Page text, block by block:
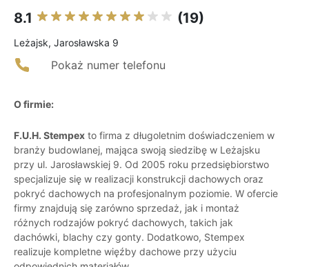
8.1 (19)
Leżajsk, Jarosławska 9
Pokaż numer telefonu
O firmie:
F.U.H. Stempex to firma z długoletnim doświadczeniem w
branży budowlanej, mająca swoją siedzibę w Leżajsku
przy ul. Jarosławskiej 9. Od 2005 roku przedsiębiorstwo
specjalizuje się w realizacji konstrukcji dachowych oraz
pokryć dachowych na profesjonalnym poziomie. W ofercie
firmy znajdują się zarówno sprzedaż, jak i montaż
różnych rodzajów pokryć dachowych, takich jak
dachówki, blachy czy gonty. Dodatkowo, Stempex
realizuje kompletne więźby dachowe przy użyciu